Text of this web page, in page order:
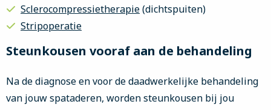
Sclerocompressietherapie(dichtspuiten)
Stripoperatie
Steunkousen vooraf aan de behandeling
Na de diagnose en voor de daadwerkelijke behandeling
van jouw spataderen, worden steunkousen bij jou